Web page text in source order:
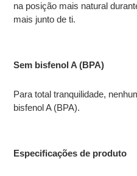
na posição mais natural
mais junto de ti.
Sem bisfenol A (BPA)
Para total tranquilidade,
bisfenol A (BPA).
Especificações de produto